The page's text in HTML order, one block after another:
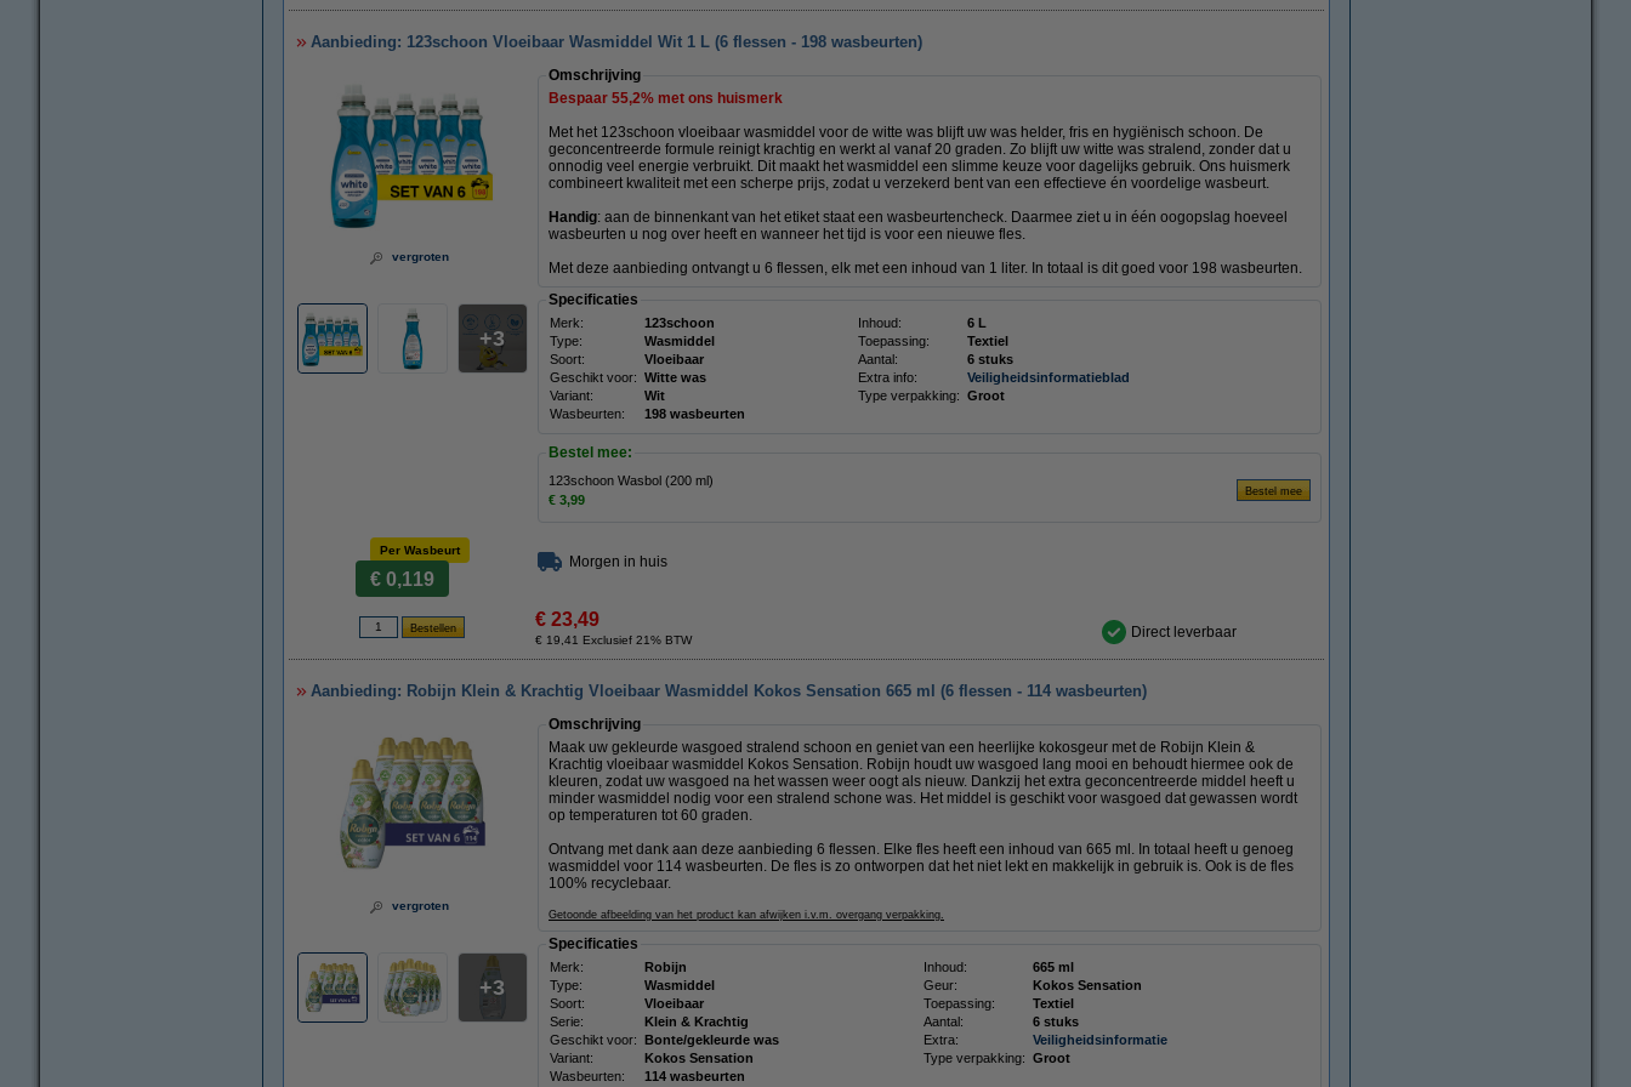
Aanbieding: 123schoon Vloeibaar Wasmiddel Wit 1 L (6 flessen - 198 wasbeurten)
vergroten
3
Omschrijving
Bespaar 55,2% met ons huismerk
Met het 123schoon vloeibaar wasmiddel voor de witte was blijft uw was helder, fris en hygiënisch schoon. De
geconcentreerde formule reinigt krachtig en werkt al vanaf 20 graden. Zo blijft uw witte was stralend, zonder dat u
onnodig veel energie verbruikt. Dit maakt het wasmiddel een slimme keuze voor dagelijks gebruik. Ons huismerk
combineert kwaliteit met een scherpe prijs, zodat u verzekerd bent van een effectieve én voordelige wasbeurt.
Handig: aan de binnenkant van het etiket staat een wasbeurtencheck. Daarmee ziet u in één oogopslag hoeveel
wasbeurten u nog over heeft en wanneer het tijd is voor een nieuwe fles.
Met deze aanbieding ontvangt u 6 flessen, elk met een inhoud van 1 liter. In totaal is dit goed voor 198 wasbeurten.
Specificaties
Merk: 123schoon Inhoud:
6 L
Type:
Wasmiddel Toepassing:
Textiel
Soort:
Vloeibaar Aantal:
6 stuks
Geschikt voor: Witte was Extra info:
Veiligheidsinformatieblad
Variant:
Wit Type verpakking: Groot
Wasbeurten:
198 wasbeurten
Bestel mee:
123schoon Wasbol (200 ml)
€ 3,99
Per Wasbeurt
€ 0,119
Morgen in huis
€ 23,49
€ 19,41 Exclusief 21% BTW Direct leverbaar
Aanbieding: Robijn Klein & Krachtig Vloeibaar Wasmiddel Kokos Sensation 665 ml (6 flessen - 114 wasbeurten)
vergroten
3
Omschrijving
Maak uw gekleurde wasgoed stralend schoon en geniet van een heerlijke kokosgeur met de Robijn Klein &
Krachtig vloeibaar wasmiddel Kokos Sensation. Robijn houdt uw wasgoed lang mooi en behoudt hiermee ook de
kleuren, zodat uw wasgoed na het wassen weer oogt als nieuw. Dankzij het extra geconcentreerde middel heeft u
minder wasmiddel nodig voor een stralend schone was. Het middel is geschikt voor wasgoed dat gewassen wordt
op temperaturen tot 60 graden.
Ontvang met dank aan deze aanbieding 6 flessen. Elke fles heeft een inhoud van 665 ml. In totaal heeft u genoeg
wasmiddel voor 114 wasbeurten. De fles is zo ontworpen dat het niet lekt en makkelijk in gebruik is. Ook is de fles
100% recyclebaar.
Getoonde afbeelding van het product kan afwijken i.v.m. overgang verpakking.
Specificaties
Merk: Robijn Inhoud:
665 ml
Type:
Wasmiddel Geur:
Kokos Sensation
Soort:
Vloeibaar Toepassing:
Textiel
Serie:
Klein & Krachtig Aantal:
6 stuks
Geschikt voor: Bonte/gekleurde was Extra:
Veiligheidsinformatie
Variant:
Kokos Sensation Type verpakking: Groot
Wasbeurten:
114 wasbeurten